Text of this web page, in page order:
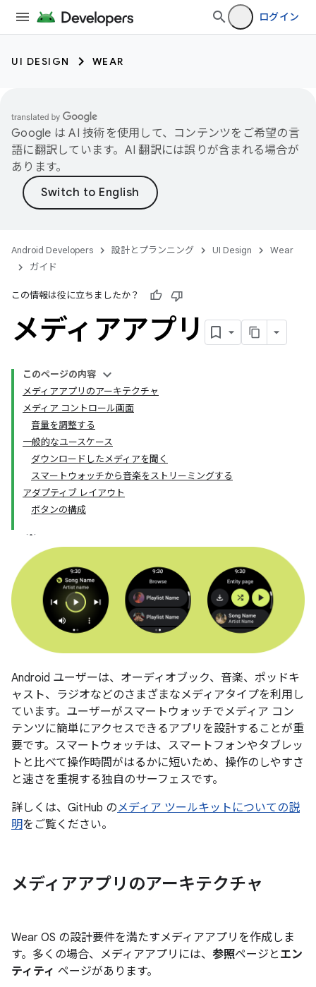
ログイン
UI DESIGN WEAR
Google は AI 技術を使用して、コンテンツをご希望の言
語に翻訳しています。AI 翻訳には誤りが含まれる場合が
あります。
Android Developers 設計とプランニング UI Design
Wear
ガイド
この情報は役に立ちましたか？
メディアアプリ
このページの内容
メディアアプリのアーキテクチャ
メディア コントロール画面
音量を調整する
一般的なユースケース
ダウンロードしたメディアを聞く
スマートウォッチから音楽をストリーミングする
アダプティブ レイアウト
ボタンの構成
Android ユーザーは、オーディオブック、音楽、ポッドキ
ャスト、ラジオなどのさまざまなメディアタイプを利用し
ています。ユーザーがスマートウォッチでメディア コン
テンツに簡単にアクセスできるアプリを設計することが重
要です。スマートウォッチは、スマートフォンやタブレッ
トと比べて操作時間がはるかに短いため、操作のしやすさ
と速さを重視する独自のサーフェスです。
詳しくは、GitHub のメディア ツールキットについての説
明をご覧ください。
メディアアプリのアーキテクチャ
Wear OS の設計要件を満たすメディアアプリを作成しま
す。多くの場合、メディアアプリには、 参照ページと エン
ティティ ページがあります。